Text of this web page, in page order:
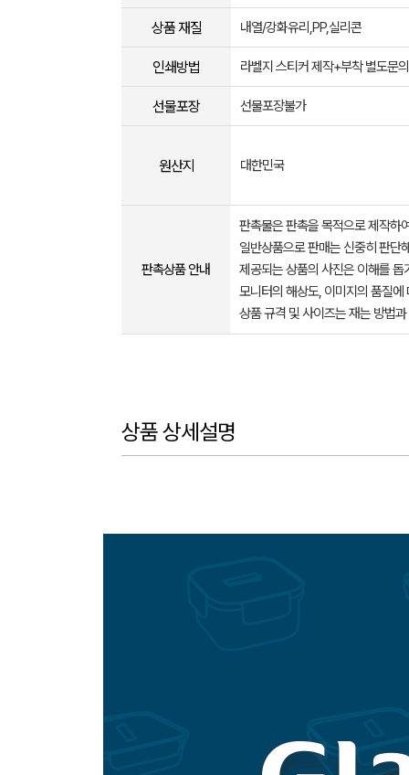
상품 재질 내열/강화유리,PP,실리콘
인쇄방법 라벨지 스티커 제작+부착 별도문의
선물포장 선물포장불가
원산지 대한민국
판촉상품 안내
판촉물은 판촉을 목적으로 제작하
일반상품으로 판매는 신중히 판단
제공되는 상품의 사진은 이해를
모니터의 해상도, 이미지의 품질
상품 규격 및 사이즈는 재는 방법
상품 상세설명